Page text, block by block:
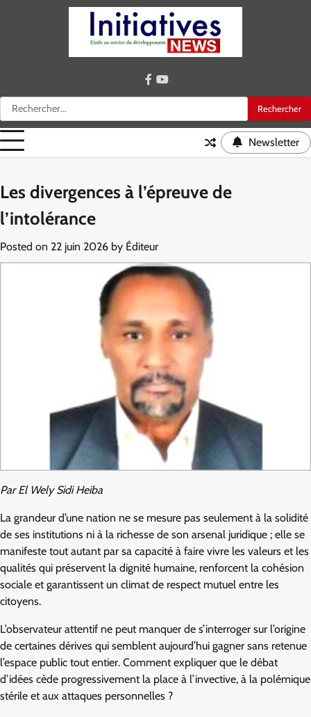
Rechercher :
facebook
youtube
Newsletter
Les divergences à l’épreuve de
l’intolérance
Posted on 22 juin 2026 by Éditeur
Par El Wely Sidi Heiba
La grandeur d’une nation ne se mesure pas seulement à la solidité
de ses institutions ni à la richesse de son arsenal juridique ; elle se
manifeste tout autant par sa capacité à faire vivre les valeurs et les
qualités qui préservent la dignité humaine, renforcent la cohésion
sociale et garantissent un climat de respect mutuel entre les
citoyens.
L’observateur attentif ne peut manquer de s’interroger sur l’origine
de certaines dérives qui semblent aujourd’hui gagner sans retenue
l’espace public tout entier. Comment expliquer que le débat
d’idées cède progressivement la place à l’invective, à la polémique
stérile et aux attaques personnelles ?